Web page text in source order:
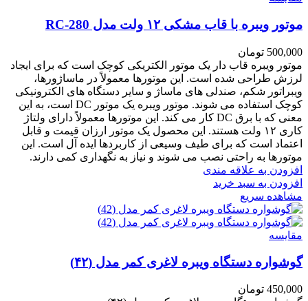
موتور ویبره با قاب مشکی ۱۲ ولت مدل RC-280
500,000 تومان
موتور ویبره قاب دار یک موتور الکتریکی کوچک است که برای ایجاد
لرزش طراحی شده است. این موتورها معمولاً در ماساژورها،
ویبراتور شکم، صندلی های ماساژ و سایر دستگاه های الکترونیکی
کوچک استفاده می شوند. موتور ویبره یک موتور DC است، به این
معنی که با برق DC کار می کند. این موتورها معمولاً دارای ولتاژ
کاری ۱۲ ولت هستند. این محصول یک موتور ارزان قیمت و قابل
اعتماد است که برای طیف وسیعی از کاربردها ایده آل است. این
موتورها به راحتی نصب می شوند و نیاز به نگهداری کمی دارند.
افزودن به علاقه مندی
افزودن به سبد خرید
مشاهده سریع
مقایسه
گوشواره دستگاه ویبره لاغری کمر مدل (۴۲)
450,000 تومان